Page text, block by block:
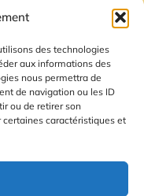
des technologies
aux informations des
nous permettra de
de navigation ou les ID
ou de retirer son
caractéristiques et
Plan du site